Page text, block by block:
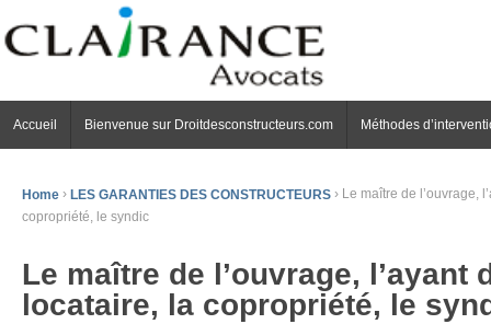
Accueil Bienvenue sur Droitdesconstructeurs.com Méthodes
Home › LES GARANTIES DES CONSTRUCTEURS › Le maître de l’ouvrage,
copropriété, le syndic
Le maître de l’ouvrage, l’ayant
locataire, la copropriété, le